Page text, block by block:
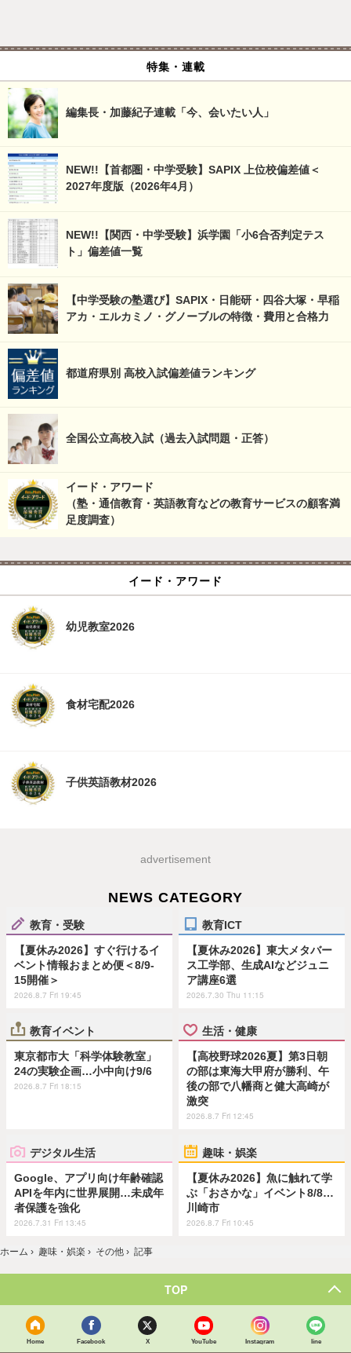
特集・連載
編集長・加藤紀子連載「今、会いたい人」
NEW!!【首都圏・中学受験】SAPIX 上位校偏差値＜
2027年度版（2026年4月）
NEW!!【関西・中学受験】浜学園「小6合否判定テス
ト」偏差値一覧
【中学受験の塾選び】SAPIX・日能研・四谷大塚・早稲
アカ・エルカミノ・グノーブルの特徴・費用と合格力
都道府県別 高校入試偏差値ランキング
全国公立高校入試（過去入試問題・正答）
イード・アワード
（塾・通信教育・英語教育などの教育サービスの顧客満
足度調査）
イード・アワード
幼児教室2026
食材宅配2026
子供英語教材2026
advertisement
NEWS CATEGORY
教育・受験
【夏休み2026】すぐ行けるイ
ベント情報おまとめ便＜8/9-
15開催＞
2026.8.7 Fri 19:45
教育ICT
【夏休み2026】東大メタバー
ス工学部、生成AIなどジュニ
ア講座6選
2026.7.30 Thu 11:15
教育イベント
東京都市大「科学体験教室」
24の実験企画…小中向け9/6
2026.8.7 Fri 18:15
生活・健康
【高校野球2026夏】第3日朝
の部は東海大甲府が勝利、午
後の部で八幡商と健大高崎が
激突
2026.8.7 Fri 12:45
デジタル生活
Google、アプリ向け年齢確認
APIを年内に世界展開…未成年
者保護を強化
2026.7.31 Fri 13:45
趣味・娯楽
【夏休み2026】魚に触れて学
ぶ「おさかな」イベント8/8…
川崎市
2026.8.7 Fri 10:45
ホーム › 趣味・娯楽 › その他 › 記事
TOP
Home Facebook X YouTube Instagram line